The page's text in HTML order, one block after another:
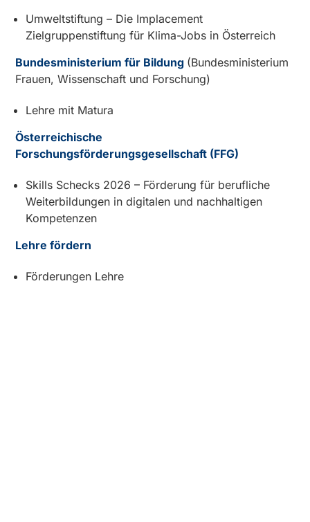
Umweltstiftung – Die Implacement
Zielgruppenstiftung für Klima-Jobs in Österreich
Bundesministerium für Bildung (Bundesministerium
Frauen, Wissenschaft und Forschung)
Lehre mit Matura
Österreichische
Forschungsförderungsgesellschaft (FFG)
Skills Schecks 2026 – Förderung für berufliche
Weiterbildungen in digitalen und nachhaltigen
Kompetenzen
Lehre fördern
Förderungen Lehre